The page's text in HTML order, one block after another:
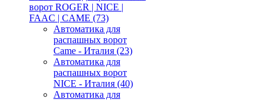
ворот ROGER | NICE |
FAAC | CAME (73)
Автоматика для
распашных ворот
Came - Италия (23)
Автоматика для
распашных ворот
NICE - Италия (40)
Автоматика для